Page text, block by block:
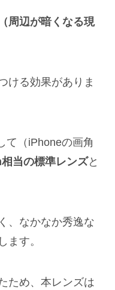
周辺が暗くなる現
ける効果がありま
て（iPhoneの画角
当の標準レンズと
、なかなか秀逸な
ます。
ため、本レンズは